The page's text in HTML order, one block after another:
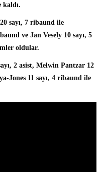
kaldı.
20 sayı, 7 ribaund ile
ve Jan Vesely 10 sayı, 5
oldular.
2 asist, Melwin Pantzar 12
Jones 11 sayı, 4 ribaund ile